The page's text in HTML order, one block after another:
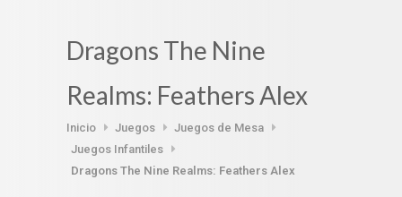
Dragons The Nine
Realms: Feathers Alex
Inicio Juegos
Juegos de Mesa
Juegos Infantiles
Dragons The Nine Realms: Feathers Alex